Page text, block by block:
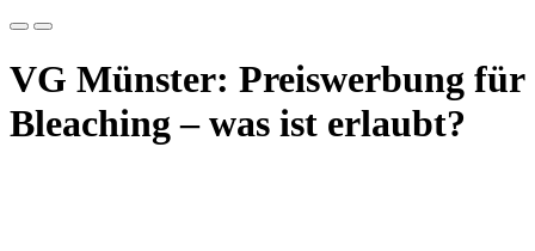
VG Münster: Preiswerbung für
Bleaching – was ist erlaubt?